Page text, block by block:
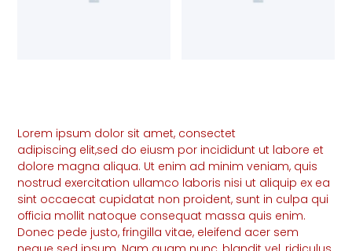
Lorem ipsum dolor sit amet, consectet
adipiscing elit,sed do eiusm por incididunt ut labore et
dolore magna aliqua. Ut enim ad minim veniam, quis
nostrud exercitation ullamco laboris nisi ut aliquip ex ea
sint occaecat cupidatat non proident, sunt in culpa qui
officia mollit natoque consequat massa quis enim.
Donec pede justo, fringilla vitae, eleifend acer sem